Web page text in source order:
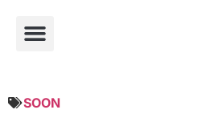
SOON